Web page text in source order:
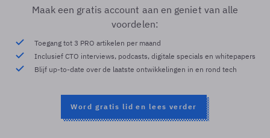
Maak een gratis account aan en geniet van alle
voordelen:
Toegang tot 3 PRO artikelen per maand
Inclusief CTO interviews, podcasts, digitale specials en whitepapers
Blijf up-to-date over de laatste ontwikkelingen in en rond tech
Word gratis lid en lees verder